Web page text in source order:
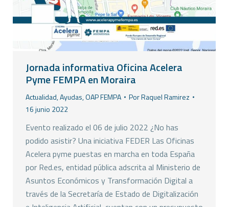
Jornada informativa Oficina Acelera
Pyme FEMPA en Moraira
Actualidad,Ayudas,OAP FEMPA PorRaquel Ramirez
16 junio 2022
Evento realizado el 06 de julio 2022 ¿No has
podido asistir? Una iniciativa FEDER Las Oficinas
Acelera pyme puestas en marcha en toda España
por Red.es, entidad pública adscrita al Ministerio de
Asuntos Económicos y Transformación Digital a
través de la Secretaría de Estado de Digitalización